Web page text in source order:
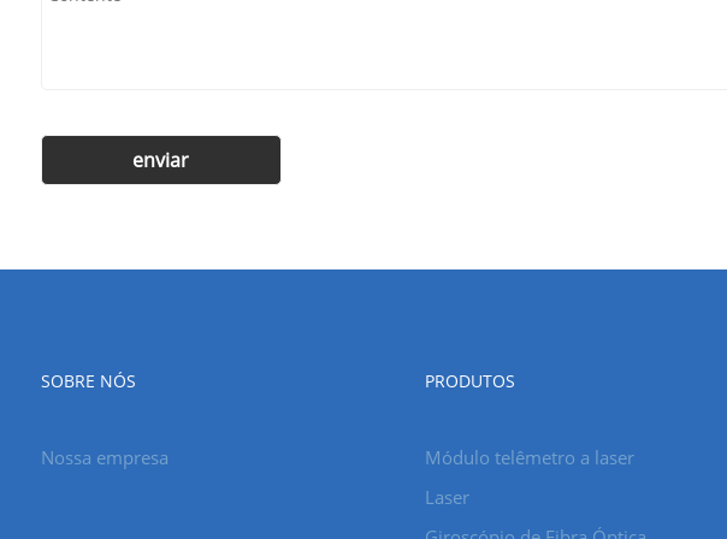
SOBRE NÓS
Nossa empresa
PRODUTOS
Módulo telêmetro a laser
Laser